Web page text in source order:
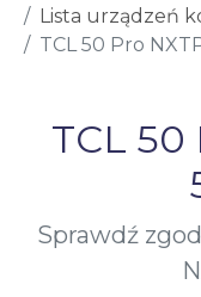
Lista urządzeń
TCL 50 Pro
TCL 50
Sprawdź